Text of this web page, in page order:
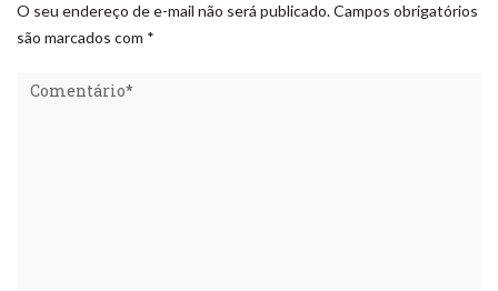
O seu endereço de e-mail não será publicado.Campos obrigatórios
são marcados com *